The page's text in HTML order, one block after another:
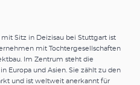
Sitz in Deizisau bei Stuttgart ist
mit Tochtergesellschaften
Im Zentrum steht die
Europa und Asien. Sie zählt zu den
und ist weltweit anerkannt für